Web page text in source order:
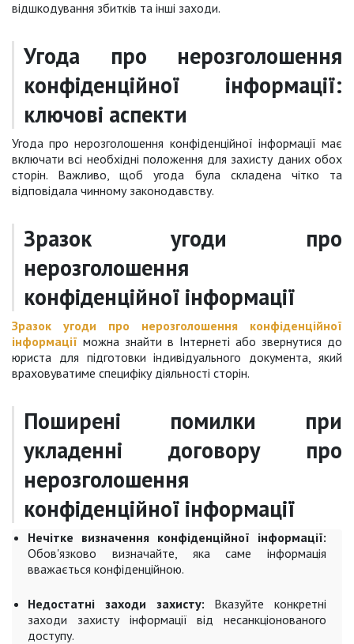
відшкодування збитків та інші заходи.
Угода про нерозголошення
конфіденційної інформації:
ключові аспекти
Угода про нерозголошення конфіденційної інформації має
включати всі необхідні положення для захисту даних обох
сторін. Важливо, щоб угода була складена чітко та
відповідала чинному законодавству.
Зразок угоди про
нерозголошення
конфіденційної інформації
Зразок угоди про нерозголошення конфіденційної
інформації можна знайти в Інтернеті або звернутися до
юриста для підготовки індивідуального документа, який
враховуватиме специфіку діяльності сторін.
Поширені помилки при
укладенні договору про
нерозголошення
конфіденційної інформації
Нечітке визначення конфіденційної інформації:
Обов'язково визначайте, яка саме інформація
вважається конфіденційною.
Недостатні заходи захисту: Вказуйте конкретні
заходи захисту інформації від несанкціонованого
доступу.